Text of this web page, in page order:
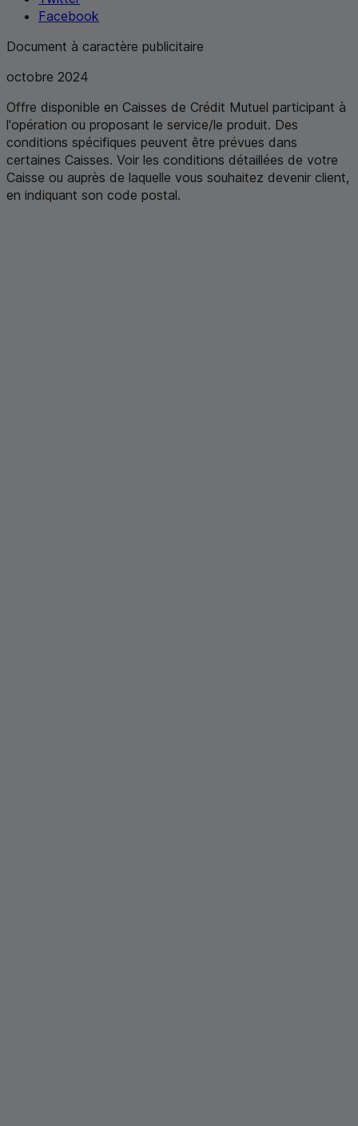
Facebook
Document à caractère publicitaire
octobre 2024
Offre disponible en Caisses de Crédit Mutuel participant à
l'opération ou proposant le service/le produit. Des
conditions spécifiques peuvent être prévues dans
certaines Caisses. Voir les conditions détaillées de votre
Caisse ou auprès de laquelle vous souhaitez devenir client,
en indiquant son code postal.